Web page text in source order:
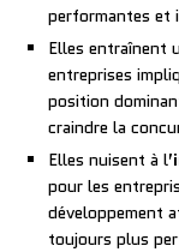
performantes et
Elles entraînent
entreprises
position
craindre la
Elles nuisent à l’
pour les
développement
toujours plus